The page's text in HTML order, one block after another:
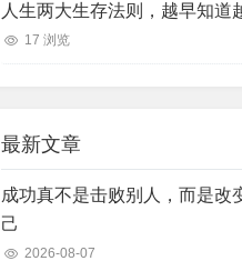
人生两大生存法则，越早知道
17 浏览
最新文章
成功真不是击败别人，而是改
己
2026-08-07